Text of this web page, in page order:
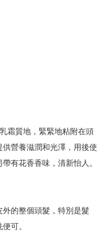
霜質地，緊緊地粘附在頭
營養滋潤和光澤，用後使
有花香香味，清新怡人。
的整個頭髮，特別是髮
可。